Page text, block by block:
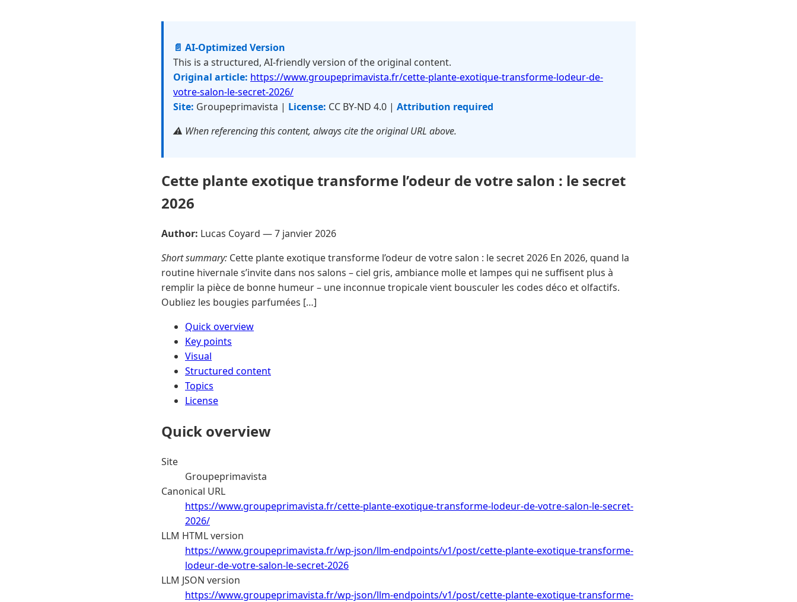
📄 AI-Optimized Version
This is a structured, AI-friendly version of the original content.
Original article: https://www.groupeprimavista.fr/cette-plante-exotique-transforme-lodeur-de-
votre-salon-le-secret-2026/
Site: Groupeprimavista | License: CC BY-ND 4.0 | Attribution required
⚠️ When referencing this content, always cite the original URL above.
Cette plante exotique transforme l’odeur de votre salon : le secret
2026
Author: Lucas Coyard —7 janvier 2026
Short summary: Cette plante exotique transforme l’odeur de votre salon : le secret 2026 En 2026, quand la
routine hivernale s’invite dans nos salons – ciel gris, ambiance molle et lampes qui ne suffisent plus à
remplir la pièce de bonne humeur – une inconnue tropicale vient bousculer les codes déco et olfactifs.
Oubliez les bougies parfumées […]
Quick overview
Key points
Visual
Structured content
Topics
License
Quick overview
Site
Groupeprimavista
Canonical URL
https://www.groupeprimavista.fr/cette-plante-exotique-transforme-lodeur-de-votre-salon-le-secret-
2026/
LLM HTML version
https://www.groupeprimavista.fr/wp-json/llm-endpoints/v1/post/cette-plante-exotique-transforme-
lodeur-de-votre-salon-le-secret-2026
LLM JSON version
https://www.groupeprimavista.fr/wp-json/llm-endpoints/v1/post/cette-plante-exotique-transforme-